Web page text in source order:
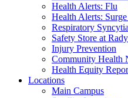
Health Alerts: Flu
Health Alerts:
Respiratory
Safety Store at
Injury Prevention
Community Health
Health Equity
Locations
Main Campus